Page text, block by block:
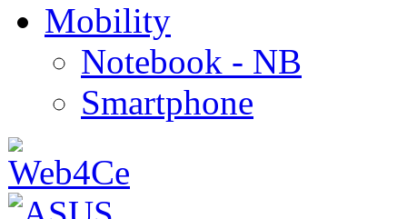
Mobility
Notebook - NB
Smartphone